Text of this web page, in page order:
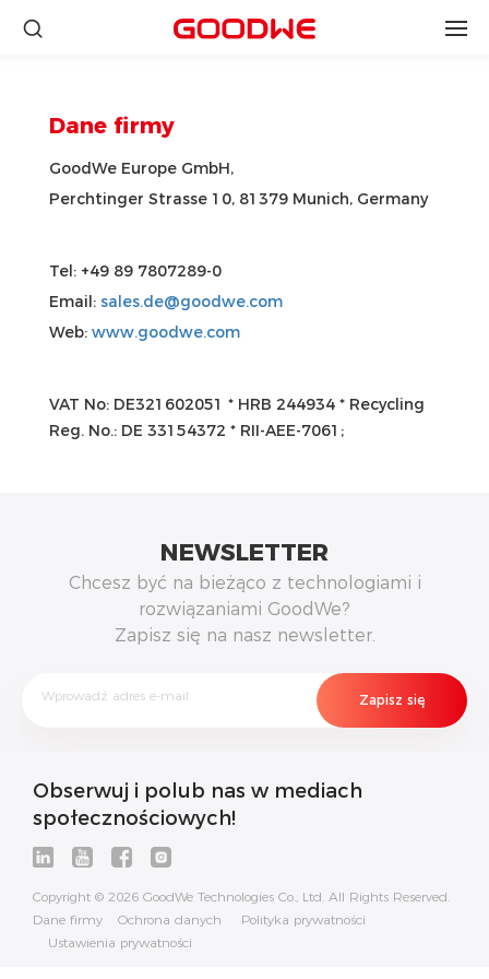
Dane firmy
GoodWe Europe GmbH,
Perchtinger Strasse 10, 81379 Munich, Germany
Tel: +49 89 7807289-0
Email: sales.de@goodwe.com
Web: www.goodwe.com
VAT No: DE321602051 * HRB 244934 * Recycling
Reg. No.: DE 33154372 * RII-AEE-7061;
NEWSLETTER
Chcesz być na bieżąco z technologiami i
rozwiązaniami GoodWe?
Zapisz się na nasz newsletter.
Obserwuj i polub nas w mediach
społecznościowych!
Copyright © 2026 GoodWe Technologies Co., Ltd. All Rights Reserved.
Dane firmy
Ochrona danych
Polityka prywatności
Ustawienia prywatności